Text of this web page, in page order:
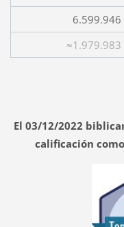
6.599.946
≈1.979.983
El 03/12/2022
calificación